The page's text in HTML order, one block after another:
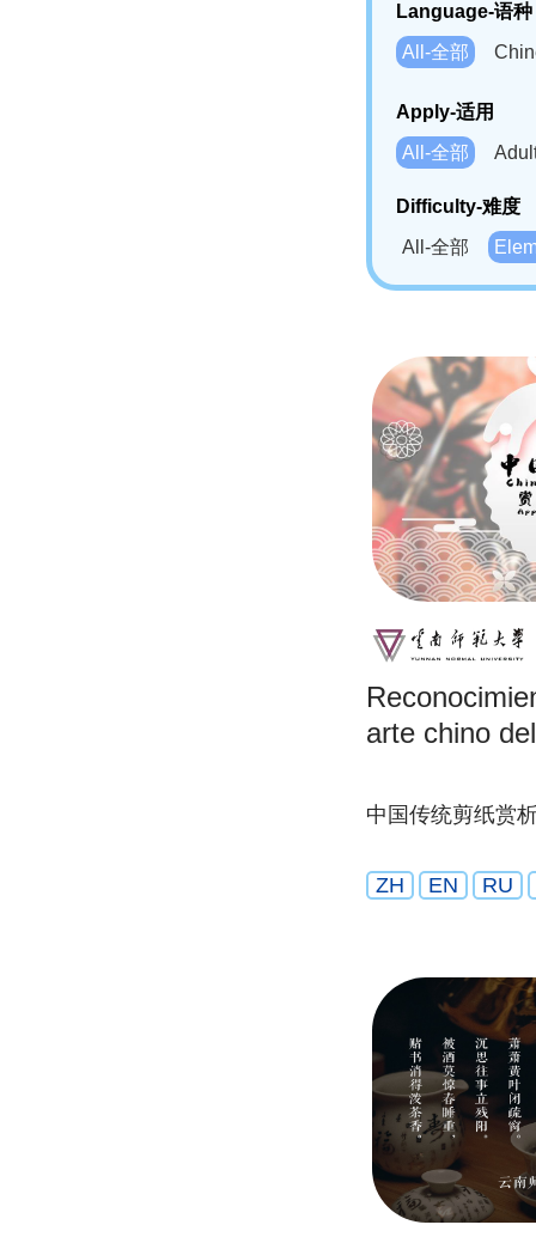
Language-语种
All-全部
Bahasa
Swahili(SW)-
Apply-适用
All-全部
Difficulty-难度
All-全部
arte chino
中国传统剪纸赏
ZH EN RU